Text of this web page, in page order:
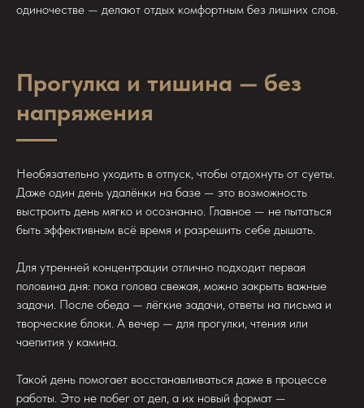
одиночестве — делают отдых комфортным без лишних слов.
Прогулка и тишина — без
напряжения
Необязательно уходить в отпуск, чтобы отдохнуть от суеты.
Даже один день удалёнки на базе — это возможность
выстроить день мягко и осознанно. Главное — не пытаться
быть эффективным всё время и разрешить себе дышать.
Для утренней концентрации отлично подходит первая
половина дня: пока голова свежая, можно закрыть важные
задачи. После обеда — лёгкие задачи, ответы на письма и
творческие блоки. А вечер — для прогулки, чтения или
чаепития у камина.
Такой день помогает восстанавливаться даже в процессе
работы. Это не побег от дел, а их новый формат —